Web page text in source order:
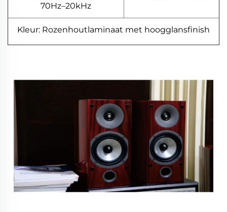
70Hz–20kHz
Kleur: Rozenhoutlaminaat met hoogglansfinish